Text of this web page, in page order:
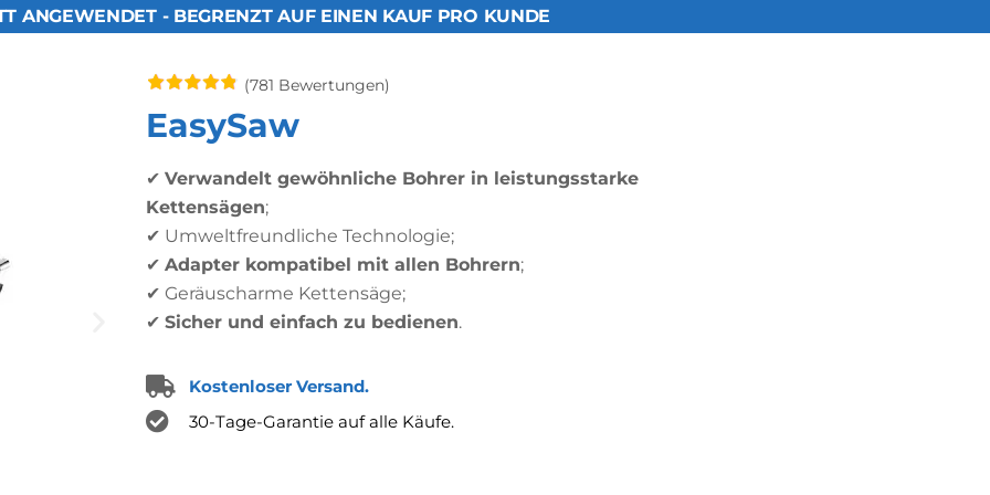
ANGEWENDET - BEGRENZT AUF EINEN KAUF PRO KUNDE
(781 Bewertungen)
EasySaw
✔ Verwandelt gewöhnliche Bohrer in leistungsstarke
Kettensägen;
✔ Umweltfreundliche Technologie;
✔ Adapter kompatibel mit allen Bohrern;
✔ Geräuscharme Kettensäge;
✔ Sicher und einfach zu bedienen.
Kostenloser Versand.
30-Tage-Garantie auf alle Käufe.